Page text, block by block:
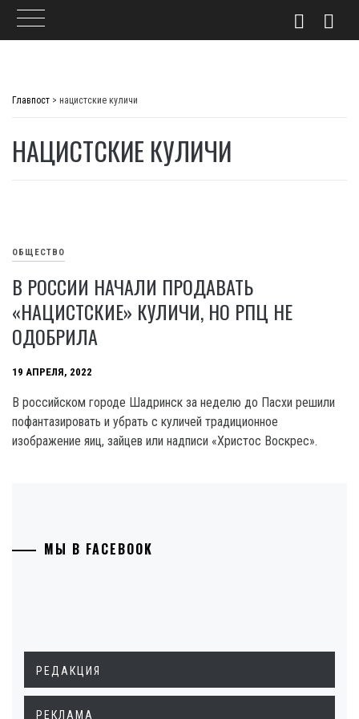
Главпост > нацистские куличи
НАЦИСТСКИЕ КУЛИЧИ
ОБЩЕСТВО
В РОССИИ НАЧАЛИ ПРОДАВАТЬ
«НАЦИСТСКИЕ» КУЛИЧИ, НО РПЦ НЕ
ОДОБРИЛА
19 АПРЕЛЯ, 2022
В российском городе Шадринск за неделю до Пасхи решили
пофантазировать и убрать с куличей традиционное
изображение яиц, зайцев или надписи «Христос Воскрес».
МЫ В FACEBOOK
РЕДАКЦИЯ
РЕКЛАМА